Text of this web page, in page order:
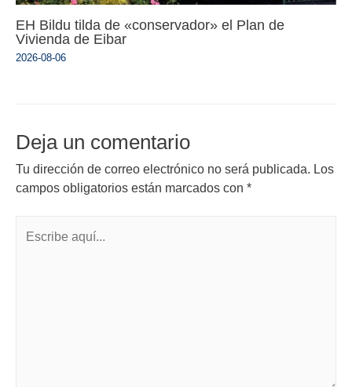
EH Bildu tilda de «conservador» el Plan de
Vivienda de Eibar
2026-08-06
Deja un comentario
Tu dirección de correo electrónico no será publicada. Los
campos obligatorios están marcados con *